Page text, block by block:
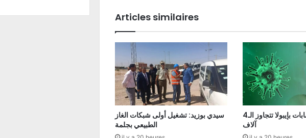
Articles similaires
سيدي بوزيد: تشغيل أولى شبكات الغاز
الطبيعي بجلمة
الكونغو: الإصابات بإيبولا تتجاوز الـ4
آلاف